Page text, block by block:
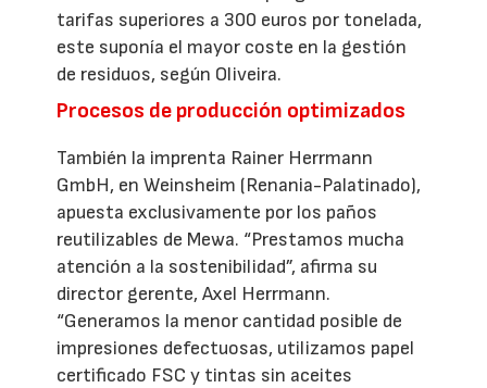
tarifas superiores a 300 euros por tonelada,
este suponía el mayor coste en la gestión
de residuos, según Oliveira.
Procesos de producción optimizados
También la imprenta Rainer Herrmann
GmbH, en Weinsheim (Renania-Palatinado),
apuesta exclusivamente por los paños
reutilizables de Mewa. “Prestamos mucha
atención a la sostenibilidad”, afirma su
director gerente, Axel Herrmann.
“Generamos la menor cantidad posible de
impresiones defectuosas, utilizamos papel
certificado FSC y tintas sin aceites